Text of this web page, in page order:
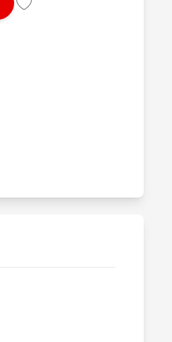
Peluşlar